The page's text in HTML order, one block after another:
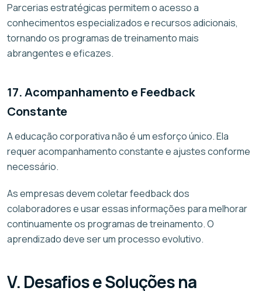
Parcerias estratégicas permitem o acesso a
conhecimentos especializados e recursos adicionais,
tornando os programas de treinamento mais
abrangentes e eficazes.
17. Acompanhamento e Feedback
Constante
A educação corporativa não é um esforço único. Ela
requer acompanhamento constante e ajustes conforme
necessário.
As empresas devem coletar feedback dos
colaboradores e usar essas informações para melhorar
continuamente os programas de treinamento. O
aprendizado deve ser um processo evolutivo.
V. Desafios e Soluções na